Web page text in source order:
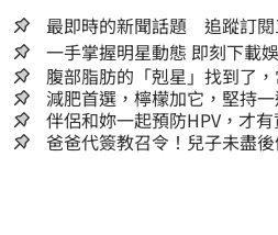
最即時的新聞話題 追蹤訂閱
一手掌握明星動態
腹部脂肪的「剋星」找到了
囊，瘦出小蠻腰
減肥首選，檸檬加它，堅持
人生
伴侶和妳一起預防HPV，才有
爸爸代簽教召令！兒子未盡